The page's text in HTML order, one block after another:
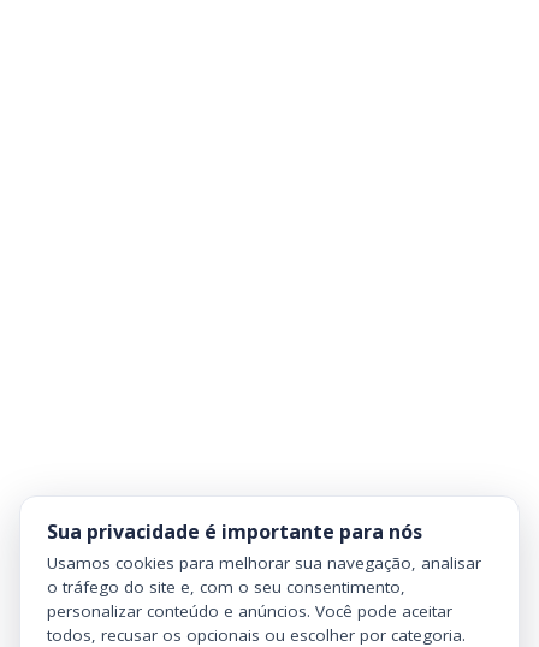
Sua privacidade é importante para nós
Usamos cookies para melhorar sua navegação, analisar
o tráfego do site e, com o seu consentimento,
personalizar conteúdo e anúncios. Você pode aceitar
todos, recusar os opcionais ou escolher por categoria.